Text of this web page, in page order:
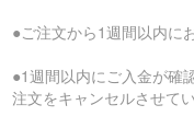
●ご注文から1週間以内に
●1週間以内にご入金が確
注文をキャンセルさせて